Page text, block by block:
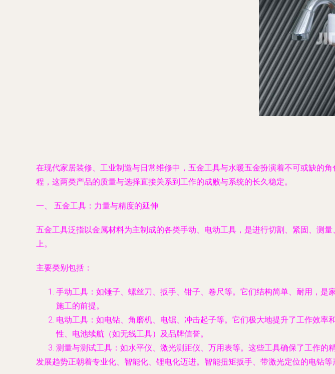
在现代家居装修、工业制造与日常维修中，五金工具与水暖五金扮演着不可或缺的
程，这两类产品的质量与选择直接关系到工作的成败与系统的长久稳定。
一、 五金工具：力量与精度的延伸
五金工具泛指以金属材料为主制成的各类手动、电动工具，是进行切割、紧固、测
上。
主要类别包括：
手动工具：如锤子、螺丝刀、扳手、钳子、卷尺等。它们结构简单、耐用，
施工的前提。
电动工具：如电钻、角磨机、电锯、冲击起子等。它们极大地提升了工作效
性、电池续航（如无线工具）及品牌信誉。
测量与测试工具：如水平仪、激光测距仪、万用表等。这些工具确保了工作的
发展趋势正朝着专业化、智能化、锂电化迈进。智能扭矩扳手、带激光定位的电钻等